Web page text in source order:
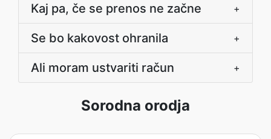
Kaj pa, če se prenos ne začne +
Se bo kakovost ohranila +
Ali moram ustvariti račun +
Sorodna orodja